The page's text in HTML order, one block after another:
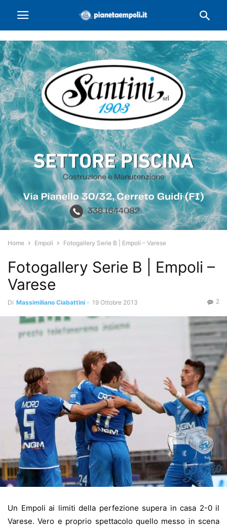
Home Empoli Fotogallery Serie B | Empoli – Varese
Fotogallery Serie B | Empoli –
Varese
Di Massimiliano Ciabattini - 19 Ottobre 2013 2
Un Empoli ai limiti della perfezione supera in casa 2-0 il
Varese. Vero e proprio spettacolo quello messo in scena